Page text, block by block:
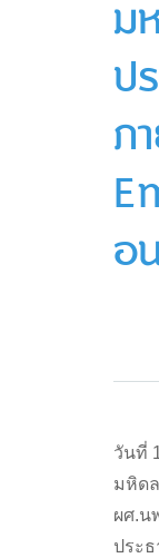
ม
ป
ภ
อ
วันที่
มหิด
ผศ.น
ประ